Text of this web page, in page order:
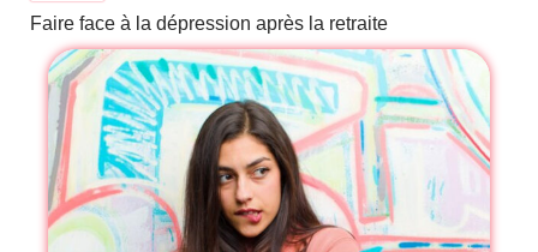
Faire face à la dépression après la retraite